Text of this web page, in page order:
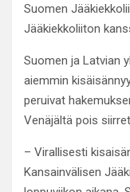
Suomen
Jääkiekkoliiton
Suomen ja Latvian
aiemmin
peruivat
Venäjältä pois
– Virallisesti
Kansainvälisen